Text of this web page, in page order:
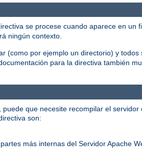
se procese cuando aparece en un
ningún contexto.
(como por ejemplo un directorio) y
para la directiva también
que necesite recompilar el
son:
más internas del Servidor Apache